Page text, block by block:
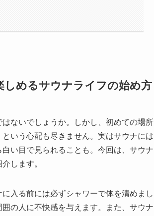
しめるサウナライフの始め方
ないでしょうか。しかし、初めての場所
いう心配も尽きません。実はサウナには
い目で見られることも。今回は、サウナ
します。
入る前には必ずシャワーで体を清めまし
の人に不快感を与えます。また、サウナ